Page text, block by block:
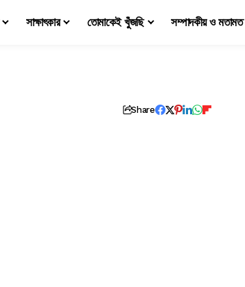
সাক্ষাৎকার তোমাকেই খুঁজছি সম্পাদকীয় ও মতামত
Share